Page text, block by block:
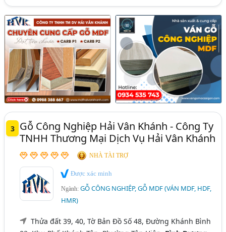
3
Gỗ Công Nghiệp Hải Vân Khánh - Công Ty
TNHH Thương Mại Dịch Vụ Hải Vân Khánh
NHÀ TÀI TRỢ
Được xác minh
Ngành:GỖ CÔNG NGHIỆP, GỖ MDF (VÁN MDF, HDF,
HMR)
Thửa đất 39, 40, Tờ Bản Đồ Số 48, Đường Khánh Bình